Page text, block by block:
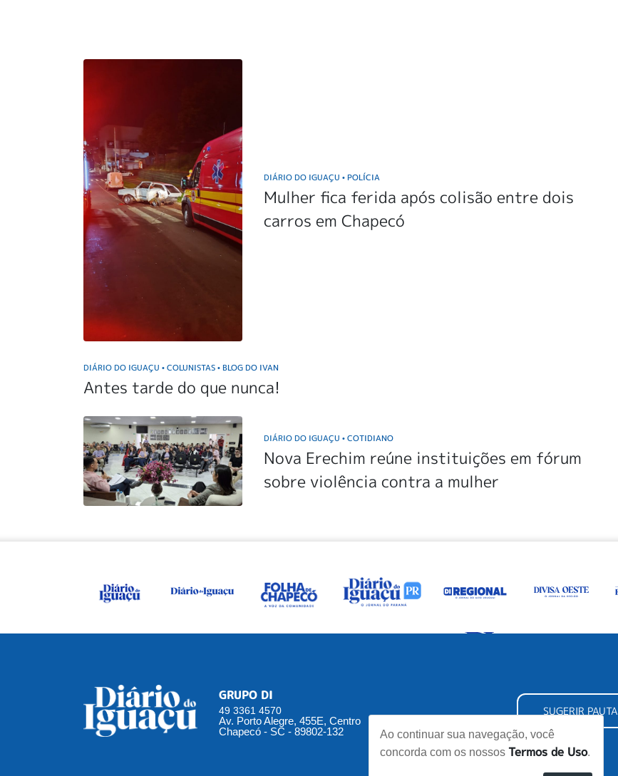
Ao continuar sua navegação, você
concorda com os nossos Termos de Uso.
DIÁRIO DO IGUAÇU• POLÍCIA
Mulher fica ferida após colisão entre dois
carros em Chapecó
DIÁRIO DO IGUAÇU • COLUNISTAS • BLOG DO IVAN
Antes tarde do que nunca!
DIÁRIO DO IGUAÇU• COTIDIANO
Nova Erechim reúne instituições em fórum
sobre violência contra a mulher
GRUPO DI
49 3361 4570
Av. Porto Alegre, 455E, Centro
Chapecó - SC - 89802-132
SUGERIR PAUTA